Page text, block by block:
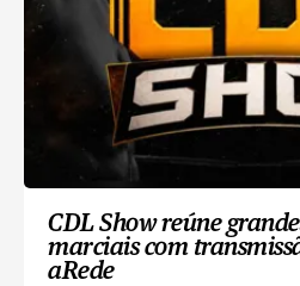
CDL Show reúne
marciais com
aRede